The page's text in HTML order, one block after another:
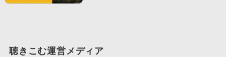
聴きこむ運営メディア